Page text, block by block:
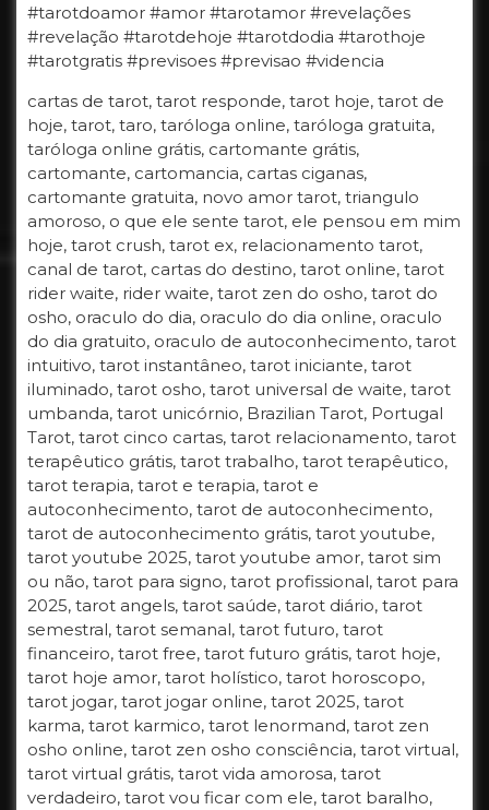
#tarotdoamor #amor #tarotamor #revelações
#revelação #tarotdehoje #tarotdodia #tarothoje
#tarotgratis #previsoes #previsao #videncia
cartas de tarot, tarot responde, tarot hoje, tarot de
hoje, tarot, taro, taróloga online, taróloga gratuita,
taróloga online grátis, cartomante grátis,
cartomante, cartomancia, cartas ciganas,
cartomante gratuita, novo amor tarot, triangulo
amoroso, o que ele sente tarot, ele pensou em mim
hoje, tarot crush, tarot ex, relacionamento tarot,
canal de tarot, cartas do destino, tarot online, tarot
rider waite, rider waite, tarot zen do osho, tarot do
osho, oraculo do dia, oraculo do dia online, oraculo
do dia gratuito, oraculo de autoconhecimento, tarot
intuitivo, tarot instantâneo, tarot iniciante, tarot
iluminado, tarot osho, tarot universal de waite, tarot
umbanda, tarot unicórnio, Brazilian Tarot, Portugal
Tarot, tarot cinco cartas, tarot relacionamento, tarot
terapêutico grátis, tarot trabalho, tarot terapêutico,
tarot terapia, tarot e terapia, tarot e
autoconhecimento, tarot de autoconhecimento,
tarot de autoconhecimento grátis, tarot youtube,
tarot youtube 2025, tarot youtube amor, tarot sim
ou não, tarot para signo, tarot profissional, tarot para
2025, tarot angels, tarot saúde, tarot diário, tarot
semestral, tarot semanal, tarot futuro, tarot
financeiro, tarot free, tarot futuro grátis, tarot hoje,
tarot hoje amor, tarot holístico, tarot horoscopo,
tarot jogar, tarot jogar online, tarot 2025, tarot
karma, tarot karmico, tarot lenormand, tarot zen
osho online, tarot zen osho consciência, tarot virtual,
tarot virtual grátis, tarot vida amorosa, tarot
verdadeiro, tarot vou ficar com ele, tarot baralho,